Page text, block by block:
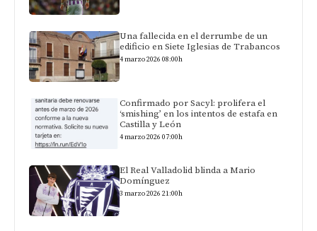
Una fallecida en el derrumbe de un
edificio en Siete Iglesias de Trabancos
4 marzo 2026 08:00h
Confirmado por Sacyl: prolifera el
‘smishing’ en los intentos de estafa en
Castilla y León
4 marzo 2026 07:00h
El Real Valladolid blinda a Mario
Domínguez
3 marzo 2026 21:00h